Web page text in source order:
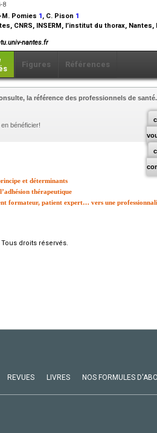
8
M. Pomies 1, C. Pison 1
CNRS, INSERM, l’institut du thorax,
nantes.fr
Figures Références
la référence des professionnels de santé.
bénéficier!
et déterminants
thérapeutique
formateur, patient expert… vers une
droits réservés.
REVUES LIVRES NOS FORMULES